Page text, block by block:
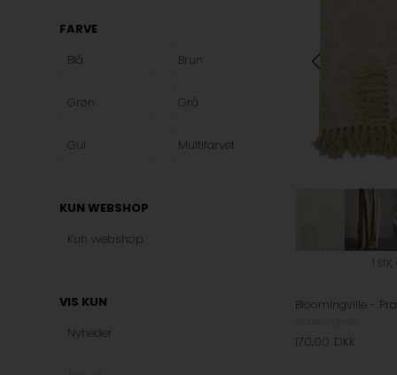
FARVE
Blå
Brun
Grøn Grå
Gul Multifarvet
KUN WEBSHOP
Kun webshop
VIS KUN
Nyheder
1
170,00 DKK